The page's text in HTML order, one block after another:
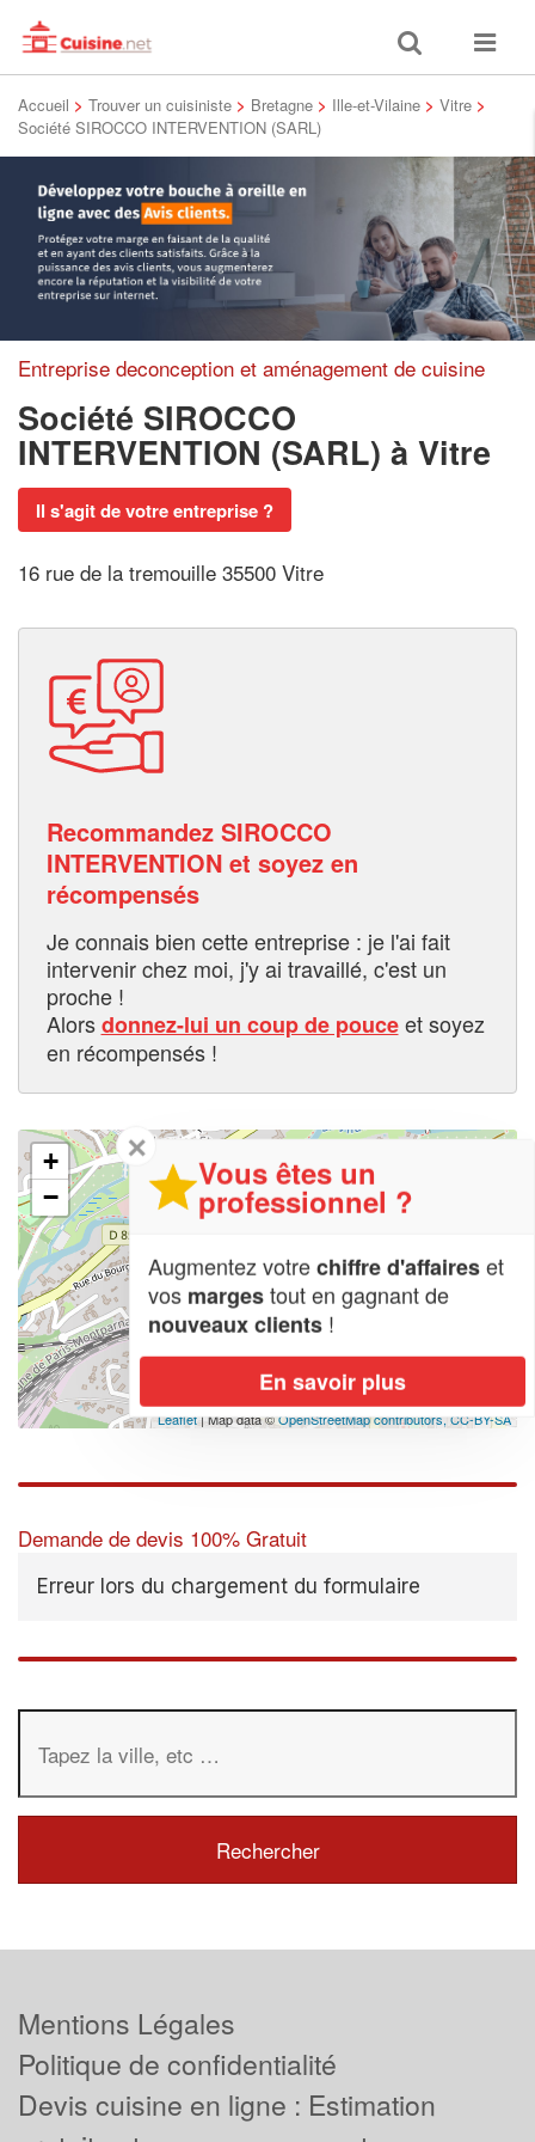
Toggle
search
Toggle
Accueil > Trouver un cuisiniste > Bretagne > Ille-et-Vilaine > Vitre >
Société SIROCCO INTERVENTION (SARL)
Entreprise deconception et aménagement de cuisine
Société SIROCCO
INTERVENTION (SARL) à Vitre
Il s'agit de votre entreprise ?
16 rue de la tremouille 35500 Vitre
Recommandez SIROCCO
INTERVENTION et soyez en
récompensés
Je connais bien cette entreprise : je l'ai fait
intervenir chez moi, j'y ai travaillé, c'est un
proche !
Alorsdonnez-lui un coup de pouceet soyez
en récompensés !
+
−
Leaflet| Map data ©OpenStreetMap contributors,CC-BY-SA
Demande de devis 100% Gratuit
Erreur lors du chargement du formulaire
✕
Vous êtes un
professionnel ?
Augmentez votrechiffre d'affaireset
vos margestout en gagnant de
nouveaux clients !
En savoir plus
Mentions Légales
Politique de confidentialité
Devis cuisine en ligne : Estimation